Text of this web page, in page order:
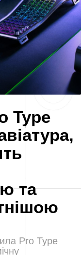
Type
та
Pro Type